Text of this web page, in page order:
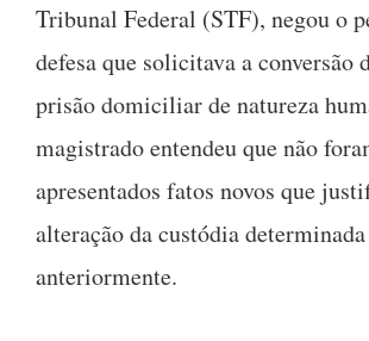
Tribunal Federal (STF), negou o
defesa que solicitava a conversão
prisão domiciliar de natureza
magistrado entendeu que não
apresentados fatos novos que
alteração da custódia determinada
anteriormente.